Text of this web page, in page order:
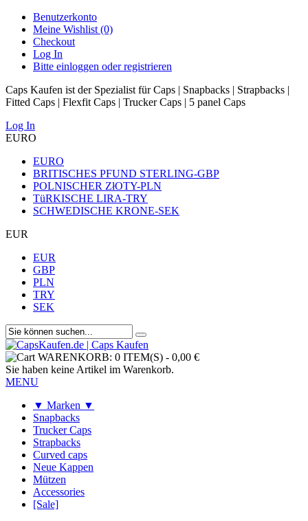
Benutzerkonto
Meine Wishlist (0)
Checkout
Log In
Bitte einloggen oder registrieren
Caps Kaufen ist der Spezialist für Caps | Snapbacks | Strapbacks |
Fitted Caps | Flexfit Caps | Trucker Caps | 5 panel Caps
Log In
EURO
EURO
BRITISCHES PFUND STERLING-GBP
POLNISCHER ZłOTY-PLN
TüRKISCHE LIRA-TRY
SCHWEDISCHE KRONE-SEK
EUR
EUR
GBP
PLN
TRY
SEK
WARENKORB: 0 ITEM(S) - 0,00 €
Sie haben keine Artikel im Warenkorb.
MENU
▼ Marken ▼
Snapbacks
Trucker Caps
Strapbacks
Curved caps
Neue Kappen
Mützen
Accessories
[Sale]